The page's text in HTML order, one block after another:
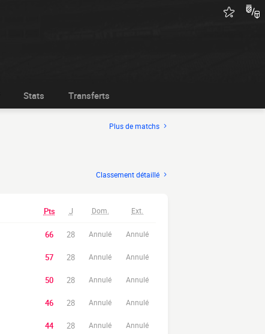
Stats Transferts
Plus de matchs
Classement détaillé
Pts J Dom. Ext.
66 28 Annulé Annulé
57 28 Annulé Annulé
50 28 Annulé Annulé
46 28 Annulé Annulé
44 28 Annulé Annulé